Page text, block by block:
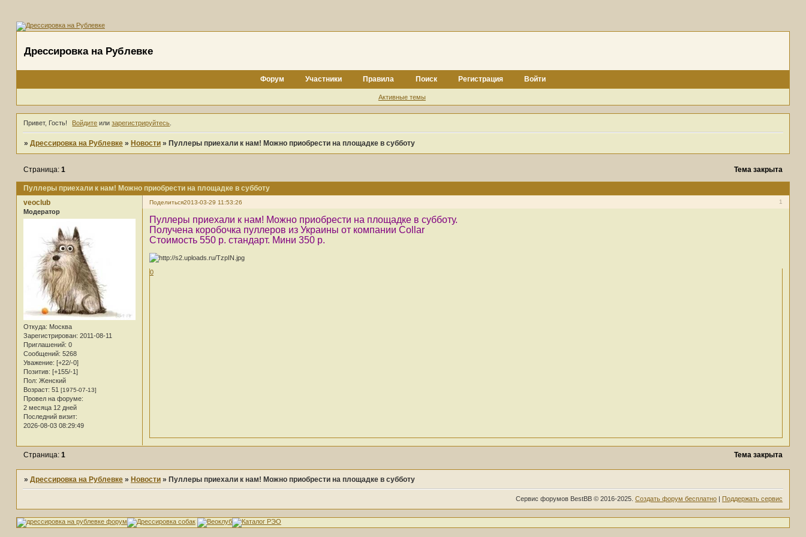
Дрессировка на Рублевке
Форум Участники Правила Поиск Регистрация Войти
Активные темы
Привет, Гость! Войдите илизарегистрируйтесь
» Дрессировка на Рублевке » Новости » Пуллеры приехали к нам! Можно приобрести на площадке в субботу
Пуллеры приехали к нам! Можно приобрести на площадке в субботу
Страница: 1 Тема закрыта
Поделиться 1
2013-03-29 11:53:26
veoclub
Модератор
Откуда: Москва
Зарегистрирован: 2011-08-11
Приглашений: 0
Сообщений: 5268
Уважение: [+22/-0]
Позитив: [+155/-1]
Пол: Женский
Возраст: 51 [1975-07-13]
Провел на форуме:
2 месяца 12 дней
Последний визит:
2026-08-03 08:29:49
Пуллеры приехали к нам! Можно приобрести на площадке в субботу.
Получена коробочка пуллеров из Украины от компании Collar
Стоимость 550 р. стандарт. Мини 350 р.
0
Тема закрыта
Страница: 1
» Дрессировка на Рублевке » Новости » Пуллеры приехали к нам! Можно приобрести на площадке в субботу
Сервис форумов BestBB © 2016-2025.Создать форум бесплатно | Поддержать сервис